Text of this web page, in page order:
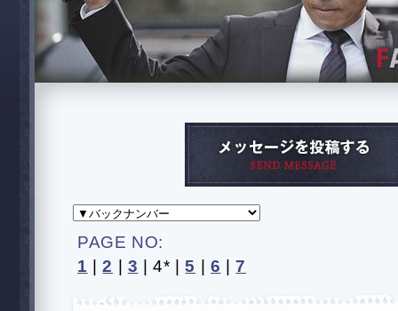
PAGE NO:
1 |2 3 |4* |5 6 |7